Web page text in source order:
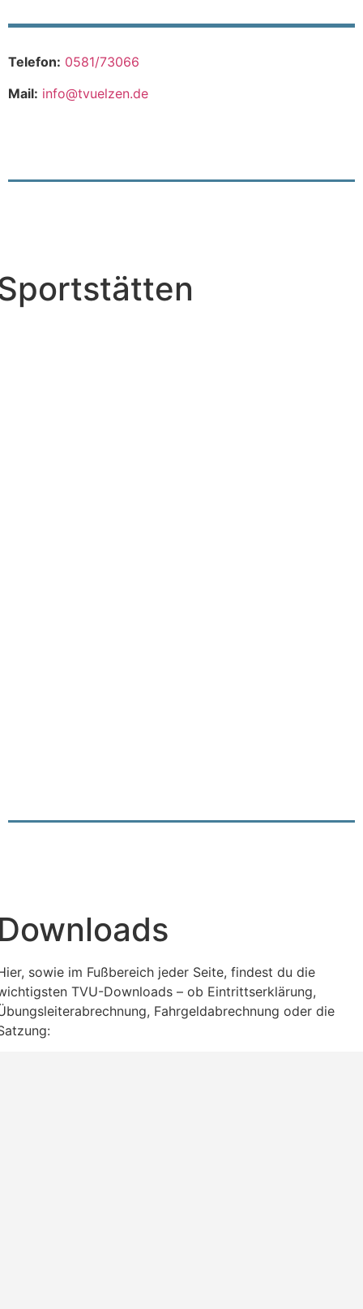
Telefon: 0581/73066
Mail: info@tvuelzen.de
sowie im Fußbereich jeder Seite, findest du die
TVU-Downloads – ob Eintrittserklärung,
Fahrgeldabrechnung oder die